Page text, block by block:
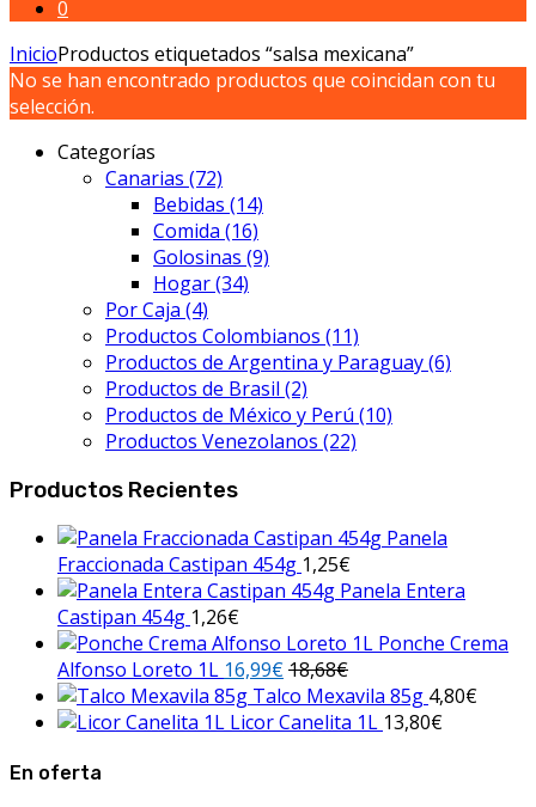
0
InicioProductos etiquetados “salsa mexicana”
No se han encontrado productos que coincidan con tu
selección.
Categorías
Canarias (72)
Bebidas (14)
Comida (16)
Golosinas (9)
Hogar(34)
Por Caja (4)
Productos Colombianos (11)
Productos de Argentina y Paraguay(6)
Productos de Brasil (2)
Productos de México y Perú (10)
Productos Venezolanos (22)
Productos Recientes
Panela
Fraccionada Castipan 454g 1,25€
Panela Entera
Castipan 454g 1,26€
Ponche Crema
Alfonso Loreto 1L 16,99€18,68€
Talco Mexavila 85g 4,80€
Licor Canelita 1L 13,80€
En oferta